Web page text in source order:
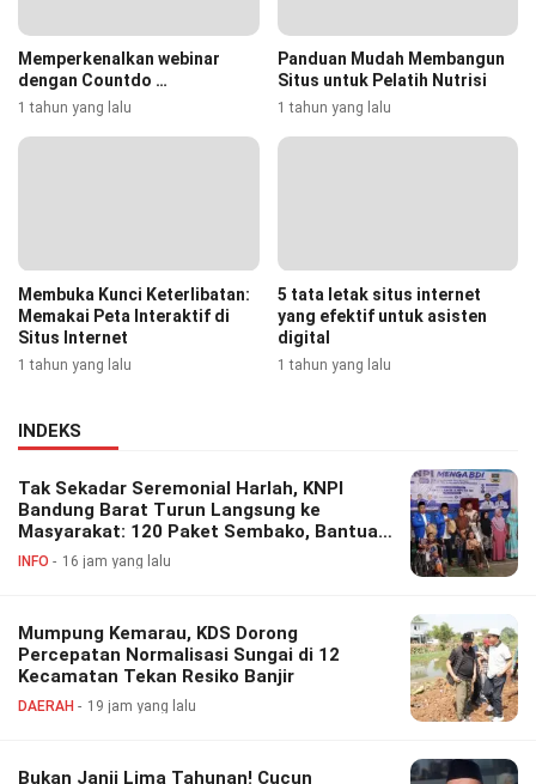
Memperkenalkan webinar
dengan Countdo …
1 tahun yang lalu
Panduan Mudah Membangun
Situs untuk Pelatih Nutrisi
1 tahun yang lalu
Membuka Kunci Keterlibatan:
Memakai Peta Interaktif di
Situs Internet
1 tahun yang lalu
5 tata letak situs internet
yang efektif untuk asisten
digital
1 tahun yang lalu
INDEKS
Tak Sekadar Seremonial Harlah, KNPI
Bandung Barat Turun Langsung ke
Masyarakat: 120 Paket Sembako, Bantuan
Disabilitas hingga Layanan Kesehatan
INFO 16 jam yang lalu
Mumpung Kemarau, KDS Dorong
Percepatan Normalisasi Sungai di 12
Kecamatan Tekan Resiko Banjir
DAERAH 19 jam yang lalu
Bukan Janji Lima Tahunan! Cucun